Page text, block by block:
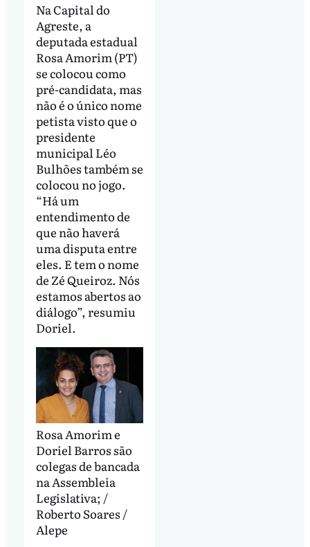
Na Capital do
Agreste, a
deputada estadual
Rosa Amorim (PT)
se colocou como
pré-candidata, mas
não é o único nome
petista visto que o
presidente
municipal Léo
Bulhões também se
colocou no jogo.
“Há um
entendimento de
que não haverá
uma disputa entre
eles. E tem o nome
de Zé Queiroz. Nós
estamos abertos ao
diálogo”, resumiu
Doriel.
Rosa Amorim e
Doriel Barros são
colegas de bancada
na Assembleia
Legislativa; /
Roberto Soares /
Alepe